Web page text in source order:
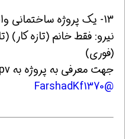
13- یک پروژه ساختمانی
نیرو: فقط خانم (تازه کار)
(فوری)
جهت معرفی به پروژه به pv زیر مراجعه کنید.
@FarshadKf1370